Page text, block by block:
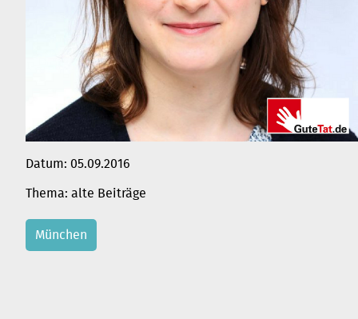
Datum: 05.09.2016
alte Beiträge
München